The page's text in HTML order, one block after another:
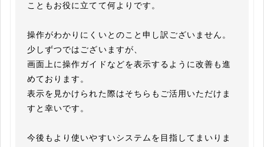
こともお役に立てて何よりです。
操作がわかりにくいとのこと申し訳ございません。
少しずつではございますが、
画面上に操作ガイドなどを表示するように改善も進
めております。
表示を見かけられた際はそちらもご活用いただけま
すと幸いです。
今後もより使いやすいシステムを目指してまいりま